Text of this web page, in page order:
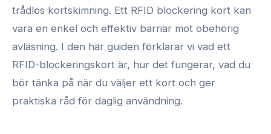
trådlös kortskimning. Ett RFID blockering kort kan
vara en enkel och effektiv barriär mot obehörig
avläsning. I den här guiden förklarar vi vad ett
RFID-blockeringskort är, hur det fungerar, vad du
bör tänka på när du väljer ett kort och ger
praktiska råd för daglig användning.